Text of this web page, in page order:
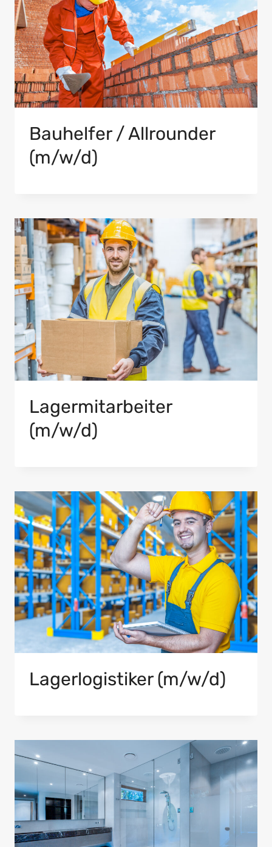
Bauhelfer / Allrounder
(m/w/d)
Lagermitarbeiter
(m/w/d)
Lagerlogistiker (m/w/d)